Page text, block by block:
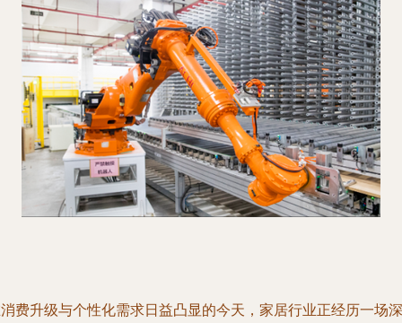
费升级与个性化需求日益凸显的今天，家居行业正经历一场深